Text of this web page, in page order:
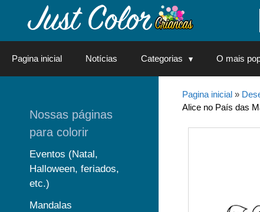
Pagina inicial Notícias Categorias O mais
Pagina inicial»
Alice no País das
Nossas páginas
para colorir
Eventos (Natal,
Halloween, feriados,
etc.)
Mandalas